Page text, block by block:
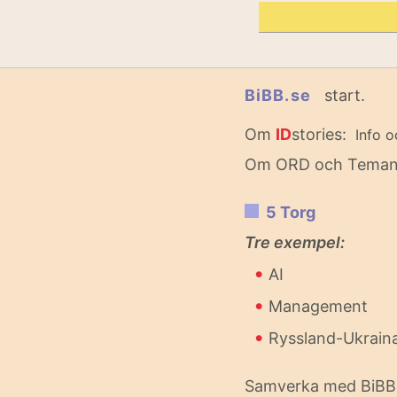
BiBB.se start.
Om IDstories: Info
Om ORD och
5 Torg
Tre exempel:
• AI
• Management
• Ryssland-
Samverka med